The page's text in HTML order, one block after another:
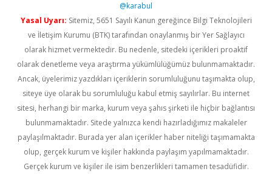
@karabul
Yasal Uyarı: Sitemiz, 5651 Sayılı Kanun gereğince Bilgi Teknolojileri
ve İletişim Kurumu (BTK) tarafından onaylanmış bir Yer Sağlayıcı
olarak hizmet vermektedir. Bu nedenle, sitedeki içerikleri proaktif
olarak denetleme veya araştırma yükümlülüğümüz bulunmamaktadır.
Ancak, üyelerimiz yazdıkları içeriklerin sorumluluğunu taşımakta olup,
siteye üye olarak bu sorumluluğu kabul etmiş sayılırlar. Bu internet
sitesi, herhangi bir marka, kurum veya şahıs şirketi ile hiçbir bağlantısı
bulunmamaktadır. Sitede yalnızca kendi hazırladığımız makaleler
paylaşılmaktadır. Burada yer alan içerikler haber niteliği taşımamakta
olup, gerçek kurum ve kişiler hakkında paylaşım yapılmamaktadır.
Gerçek kurum ve kişiler ile isim benzerlikleri tamamen tesadüfidir.